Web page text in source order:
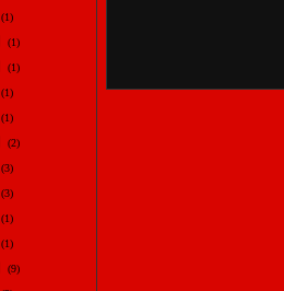
(1)
(1)
(1)
(1)
(1)
(2)
(3)
(3)
(1)
(1)
(9)